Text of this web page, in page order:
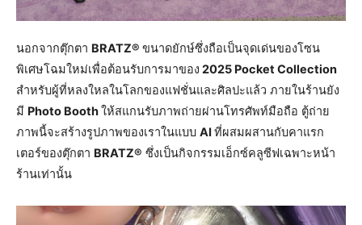
นอกจากตุ๊กตา BRATZ® ขนาดยักษ์ซึ่งถือเป็นจุดเด่นของโซน
พิเศษโฉมใหม่เพื่อต้อนรับการมาของ 2025 Pocket Collection
สำหรับผู้ที่หลงใหลในโลกของแฟชั่นและศิลปะแล้ว ภายในร้านยัง
มี Photo Boothให้สแกนรับภาพถ่ายผ่านโทรศัพท์มือถือ ตู้ถ่าย
ภาพนี้จะสร้างรูปภาพของเราในแบบ AIที่ผสมผสานกับคาแรก
เตอร์ของตุ๊กตา BRATZ® ซึ่งเป็นกิจกรรมเอ็กซ์คลูซีฟเฉพาะหน้า
ร้านเท่านั้น